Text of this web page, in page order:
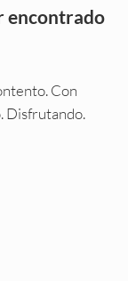
encontrado
Con
Disfrutando.